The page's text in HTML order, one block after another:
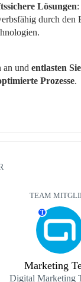
Lösungen
durch den
an und entlasten
Prozesse.
TEAM
T
Marketing
Digital Marketing